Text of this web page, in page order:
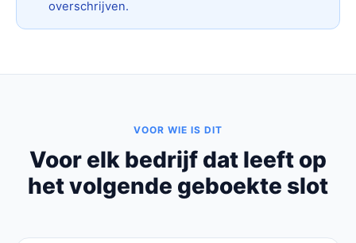
overschrijven.
VOOR WIE IS DIT
Voor elk bedrijf dat leeft op
het volgende geboekte slot